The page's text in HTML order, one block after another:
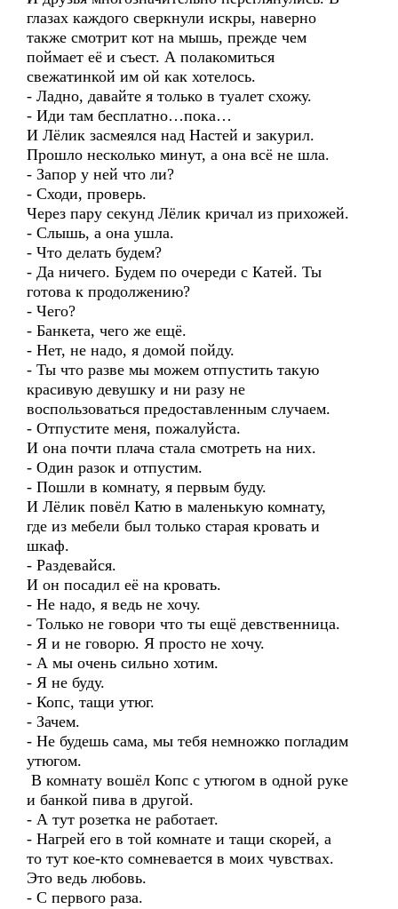
глазах каждого сверкнули искры, наверно
также смотрит кот на мышь, прежде чем
поймает её и съест. А полакомиться
свежатинкой им ой как хотелось.
- Ладно, давайте я только в туалет схожу.
- Иди там бесплатно…пока…
И Лёлик засмеялся над Настей и закурил.
Прошло несколько минут, а она всё не шла.
- Запор у ней что ли?
- Сходи, проверь.
Через пару секунд Лёлик кричал из прихожей.
- Слышь, а она ушла.
- Что делать будем?
- Да ничего. Будем по очереди с Катей. Ты
готова к продолжению?
- Чего?
- Банкета, чего же ещё.
- Нет, не надо, я домой пойду.
- Ты что разве мы можем отпустить такую
красивую девушку и ни разу не
воспользоваться предоставленным случаем.
- Отпустите меня, пожалуйста.
И она почти плача стала смотреть на них.
- Один разок и отпустим.
- Пошли в комнату, я первым буду.
И Лёлик повёл Катю в маленькую комнату,
где из мебели был только старая кровать и
шкаф.
- Раздевайся.
И он посадил её на кровать.
- Не надо, я ведь не хочу.
- Только не говори что ты ещё девственница.
- Я и не говорю. Я просто не хочу.
- А мы очень сильно хотим.
- Я не буду.
- Копс, тащи утюг.
- Зачем.
- Не будешь сама, мы тебя немножко погладим
утюгом.
В комнату вошёл Копс с утюгом в одной руке
и банкой пива в другой.
- А тут розетка не работает.
- Нагрей его в той комнате и тащи скорей, а
то тут кое-кто сомневается в моих чувствах.
Это ведь любовь.
- С первого раза.